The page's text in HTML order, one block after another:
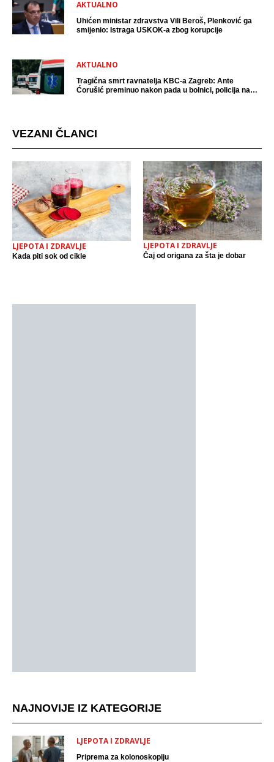
AKTUALNO
Uhićen ministar zdravstva Vili Beroš, Plenković ga
smijenio: Istraga USKOK-a zbog korupcije
AKTUALNO
Tragična smrt ravnatelja KBC-a Zagreb: Ante
Ćorušić preminuo nakon pada u bolnici, policija na
VEZANI ČLANCI
LJEPOTA I ZDRAVLJE
Kada piti sok od cikle
LJEPOTA I ZDRAVLJE
Čaj od origana za šta je dobar
NAJNOVIJE IZ KATEGORIJE
LJEPOTA I ZDRAVLJE
Priprema za kolonoskopiju